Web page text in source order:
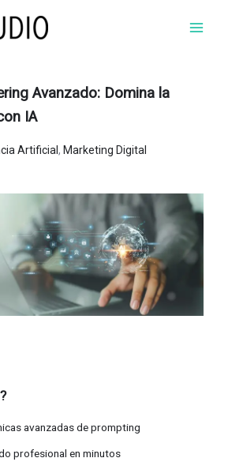
Avanzado: Domina la
IA
Artificial,Marketing Digital
avanzadas de prompting
profesional en minutos